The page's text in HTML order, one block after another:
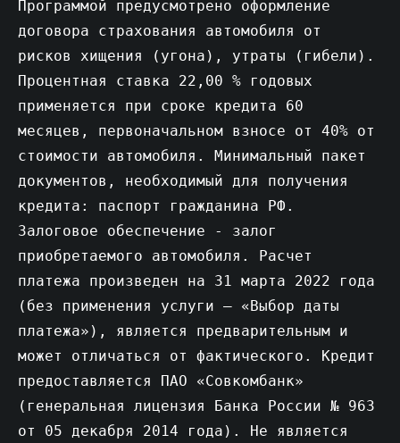
Программой предусмотрено оформление
договора страхования автомобиля от
рисков хищения (угона), утраты (гибели).
Процентная ставка 22,00 % годовых
применяется при сроке кредита 60
месяцев, первоначальном взносе от 40% от
стоимости автомобиля. Минимальный пакет
документов, необходимый для получения
кредита: паспорт гражданина РФ.
Залоговое обеспечение - залог
приобретаемого автомобиля. Расчет
платежа произведен на 31 марта 2022 года
(без применения услуги – «Выбор даты
платежа»), является предварительным и
может отличаться от фактического. Кредит
предоставляется ПАО «Совкомбанк»
(генеральная лицензия Банка России № 963
от 05 декабря 2014 года). Не является